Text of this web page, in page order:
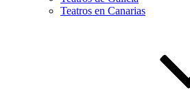
Teatros en Canarias